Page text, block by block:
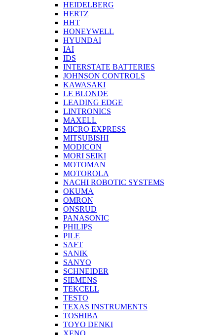
HEIDELBERG
HERTZ
HHT
HONEYWELL
HYUNDAI
IAI
IDS
INTERSTATE BATTERIES
JOHNSON CONTROLS
KAWASAKI
LE BLONDE
LEADING EDGE
LINTRONICS
MAXELL
MICRO EXPRESS
MITSUBISHI
MODICON
MORI SEIKI
MOTOMAN
MOTOROLA
NACHI ROBOTIC SYSTEMS
OKUMA
OMRON
ONSRUD
PANASONIC
PHILIPS
PILE
SAFT
SANIK
SANYO
SCHNEIDER
SIEMENS
TEKCELL
TESTO
TEXAS INSTRUMENTS
TOSHIBA
TOYO DENKI
XENO